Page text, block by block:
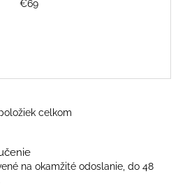
€69
O
l
á
celkom
na okamžité odoslanie, do 48